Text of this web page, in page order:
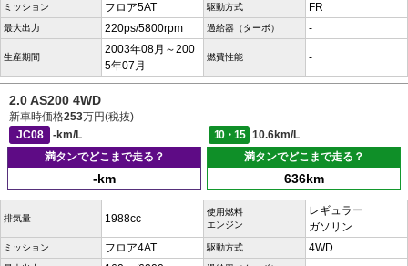
ミッション フロア5AT 駆動方式 FR
最大出力 220ps/5800rpm 過給器（ターボ） -
生産期間
2003年08月～200
5年07月
燃費性能 -
2.0 AS200 4WD
新車時価格253万円(税抜)
JC08
-km/L 10・15
10.6km/L
満タンでどこまで走る？
-km
満タンでどこまで走る？
636km
排気量 1988cc
使用燃料
エンジン
レギュラー
ガソリン
ミッション フロア4AT 駆動方式 4WD